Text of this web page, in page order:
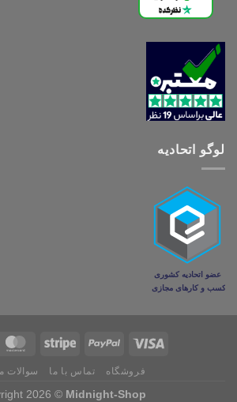
لوگو اتحادیه
فروشگاه تماس با ما سوالات
2026 © Midnight-Shop